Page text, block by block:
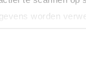
worden
te